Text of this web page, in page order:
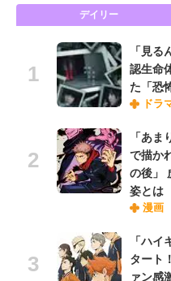
デイリー
「見
認生命
た「恐
ドラ
「あ
で描か
の後」
姿とは
漫画
「ハ
タート
ァン感